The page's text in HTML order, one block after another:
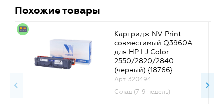
Похожие товары
Картридж NV Print
совместимый Q3960A
для HP LJ Color
2550/2820/2840
(черный) {18766}
Арт. 320494
Склад (7-9 недель)